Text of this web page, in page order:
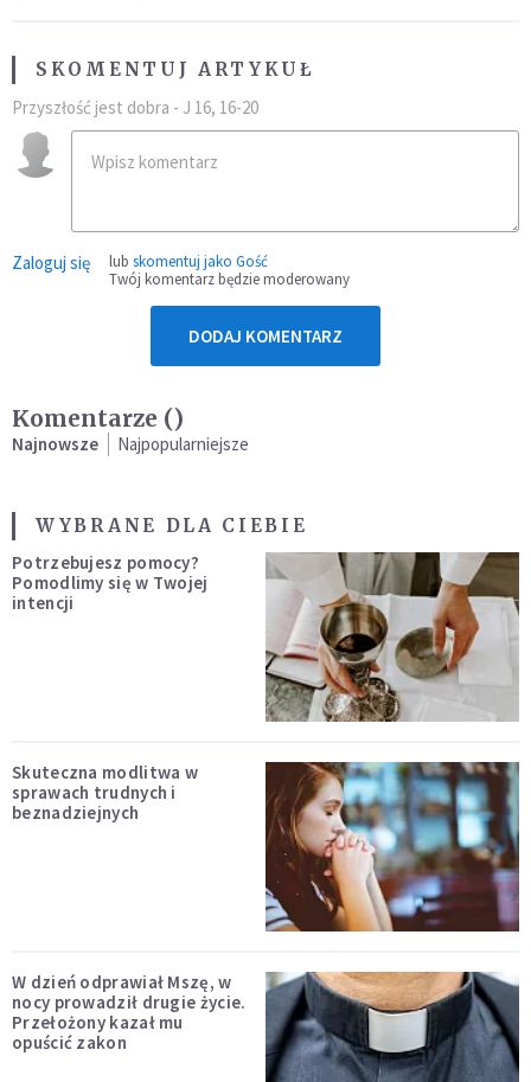
SKOMENTUJ ARTYKUŁ
Przyszłość jest dobra - J 16, 16-20
Zaloguj się lub skomentuj jako Gość
Twój komentarz będzie moderowany
DODAJ KOMENTARZ
Komentarze ()
Najnowsze Najpopularniejsze
WYBRANE DLA CIEBIE
Potrzebujesz pomocy?
Pomodlimy się w Twojej
intencji
Skuteczna modlitwa w
sprawach trudnych i
beznadziejnych
W dzień odprawiał Mszę, w
nocy prowadził drugie życie.
Przełożony kazał mu
opuścić zakon